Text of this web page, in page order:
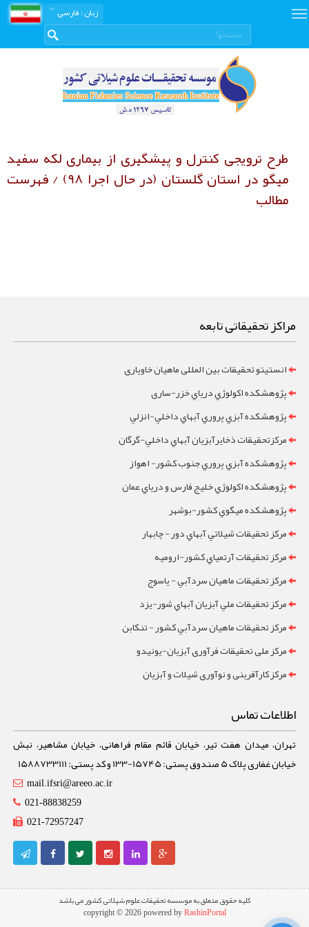
زبان: فارسی
طرح ترویجی کنترل و پیشگیری از بیماری لکه سفید
میگو در استان گلستان (در حال اجرا 98) / فهرست
مطالب
مراکز تحقیقاتی تابعه
انستیتو تحقیقات بین المللی ماهیان خاویاری
پژوهشکده اکولوژي درياي خزر-ساری
پژوهشکده آبزي پروري آبهاي داخلي-انزلي
مرکزتحقيقات ذخايرآبزيان آبهاي داخلي-گرگان
پژوهشکده آبزي پروري جنوب کشور- اهواز
پژوهشکده اکولوژي خليج فارس و درياي عمان
پژوهشکده ميگوي کشور-بوشهر
مرکز تحقيقات شيلاتي آبهاي دور - چابهار
مرکز تحقيقات آرتمياي کشور-ارومیه
مرکز تحقيقات ماهيان سردآبي - ياسوج
مرکز تحقيقات ملي آبزيان آبهاي شور-یزد
مرکز تحقيقات ماهيان سردآبي کشور - تنکابن
مرکز ملی تحقیقات فرآوری آبزیان-یونیدو
مرکز کارآفرینی و نوآوری شیلات و آبزیان
اطلاعات تماس
تهران، میدان هفت تیر، خیابان قائم مقام فراهانی، خیابان مشاهیر، نبش
خیابان غفاری پلاک 5 صندوق پستی: 15745-133 و کد پستی: 1588733111
mail.ifsri@areeo.ac.ir
021-88838259
021-72957247
کلیه حقوق متعلق به موسسه تحقیقات علوم شیلاتی کشور می باشد
copyright © 2026 powered by RashinPortal